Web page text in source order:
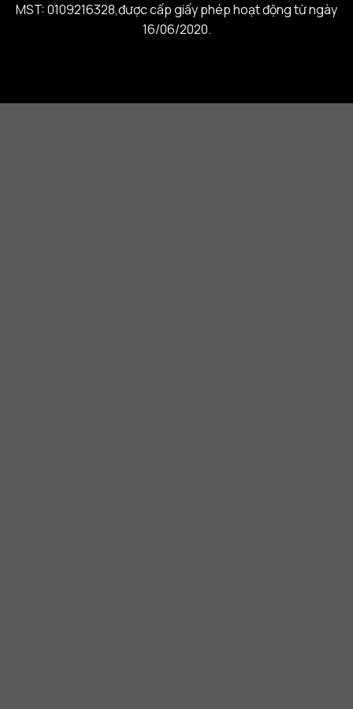
MST: 0109216328,được cấp giấy phép hoạt động từ ngày
16/06/2020.